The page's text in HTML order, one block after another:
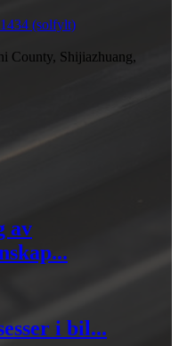
(solfylt)
County, Shijiazhuang,
av
i bil...